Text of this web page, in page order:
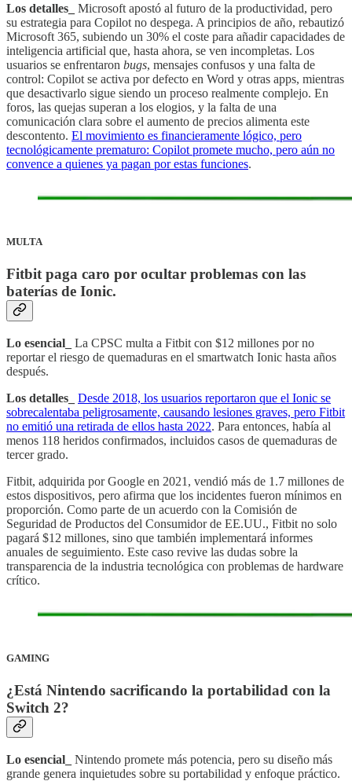
Los detalles_ Microsoft apostó al futuro de la productividad, pero
su estrategia para Copilot no despega. A principios de año, rebautizó
Microsoft 365, subiendo un 30% el coste para añadir capacidades de
inteligencia artificial que, hasta ahora, se ven incompletas. Los
usuarios se enfrentaron bugs, mensajes confusos y una falta de
control: Copilot se activa por defecto en Word y otras apps, mientras
que desactivarlo sigue siendo un proceso realmente complejo. En
foros, las quejas superan a los elogios, y la falta de una
comunicación clara sobre el aumento de precios alimenta este
descontento. El movimiento es financieramente lógico, pero
tecnológicamente prematuro: Copilot promete mucho, pero aún no
convence a quienes ya pagan por estas funciones.
MULTA
Fitbit paga caro por ocultar problemas con las
baterías de Ionic.
Lo esencial_ La CPSC multa a Fitbit con $12 millones por no
reportar el riesgo de quemaduras en el smartwatch Ionic hasta años
después.
Los detalles_
Desde 2018, los usuarios reportaron que el Ionic se
sobrecalentaba peligrosamente, causando lesiones graves, pero Fitbit
no emitió una retirada de ellos hasta 2022. Para entonces, había al
menos 118 heridos confirmados, incluidos casos de quemaduras de
tercer grado.
Fitbit, adquirida por Google en 2021, vendió más de 1.7 millones de
estos dispositivos, pero afirma que los incidentes fueron mínimos en
proporción. Como parte de un acuerdo con la Comisión de
Seguridad de Productos del Consumidor de EE.UU., Fitbit no solo
pagará $12 millones, sino que también implementará informes
anuales de seguimiento. Este caso revive las dudas sobre la
transparencia de la industria tecnológica con problemas de hardware
crítico.
GAMING
¿Está Nintendo sacrificando la portabilidad con la
Switch 2?
Lo esencial_ Nintendo promete más potencia, pero su diseño más
grande genera inquietudes sobre su portabilidad y enfoque práctico.